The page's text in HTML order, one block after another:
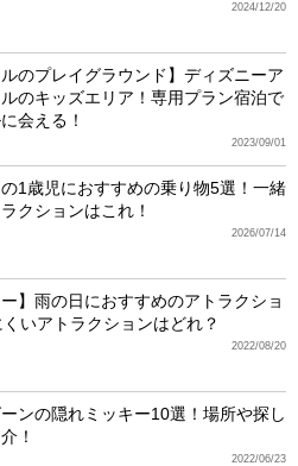
2024/12/20
ルのプレイグラウンド】ディズニーア
のキッズエリア！専用プラン宿泊で
会える！
2023/09/01
1歳児におすすめの乗り物5選！一緒
クションはこれ！
2026/07/14
ー】雨の日におすすめのアトラクショ
いアトラクションはどれ？
2022/08/20
ンの隠れミッキー10選！場所や探し
！
2022/06/23